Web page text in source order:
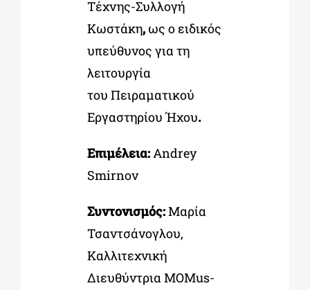
Τέχνης-Συλλογή
Κωστάκη, ως ο ειδικός
υπεύθυνος για τη
λειτουργία
του Πειραματικού
Εργαστηρίου Ήχου.
Επιμέλεια:Andrey
Smirnov
Συντονισμός:Μαρία
Τσαντσάνογλου,
Καλλιτεχνική
Διευθύντρια MOMus-